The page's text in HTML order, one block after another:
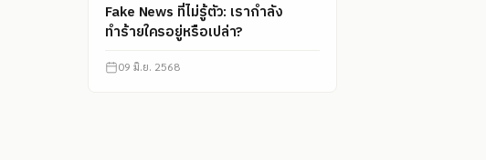
Fake News ที่ไม่รู้ตัว: เรากำลัง
ทำร้ายใครอยู่หรือเปล่า?
09 มิ.ย. 2568